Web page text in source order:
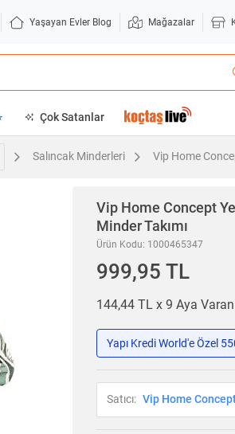
Yaşayan Evler Blog Mağazalar
Çok Satanlar
Salıncak Minderleri Vip Home
Vip Home Concept
Minder Takımı
Ürün Kodu: 1000465347
999,95 TL
144,44 TL x 9 Aya Varan
Yapı Kredi World'e Özel
Satıcı: Vip Home